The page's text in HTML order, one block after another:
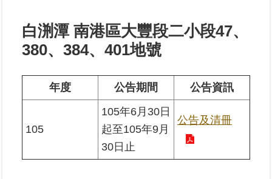
告
資
訊
務
區
白渆潭 南港區大豐段二小段47、
380、384、401地號
年度 公告期間 公告資訊
105
105年6月30日
起至105年9月
30日止
公告及清冊